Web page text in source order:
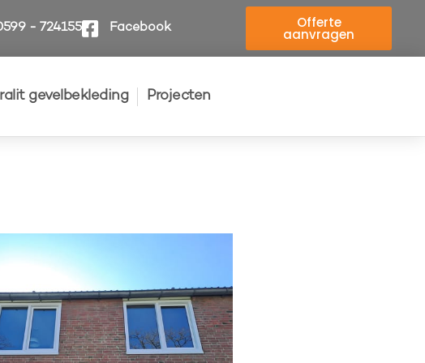
- 724155 Facebook Offerte
aanvragen
gevelbekleding Projecten